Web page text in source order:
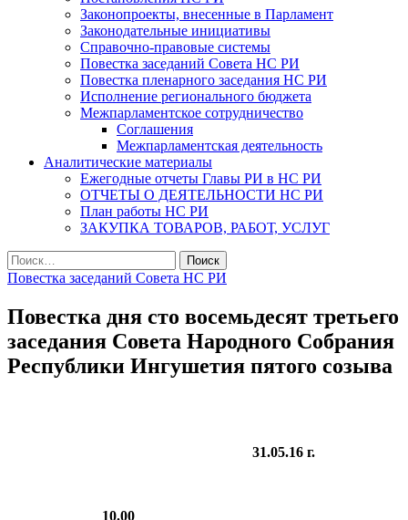
Законопроекты, внесенные в Парламент
Законодательные инициативы
Справочно-правовые системы
Повестка заседаний Совета НС РИ
Повестка пленарного заседания НС РИ
Исполнение регионального бюджета
Межпарламентское сотрудничество
Соглашения
Межпарламентская деятельность
Аналитические материалы
Ежегодные отчеты Главы РИ в НС РИ
ОТЧЕТЫ О ДЕЯТЕЛЬНОСТИ НС РИ
План работы НС РИ
ЗАКУПКА ТОВАРОВ, РАБОТ, УСЛУГ
Найти:
Повестка заседаний Совета НС РИ
Повестка дня сто восемьдесят третьего
заседания Совета Народного Собрания
Республики Ингушетия пятого созыва
31.05.16 г.
10.00